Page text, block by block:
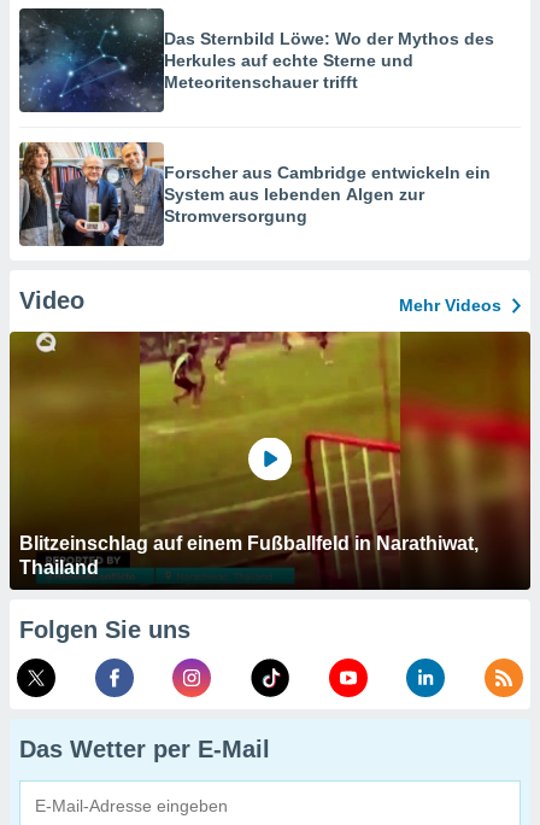
Das Sternbild Löwe: Wo der Mythos des
Herkules auf echte Sterne und
Meteoritenschauer trifft
Forscher aus Cambridge entwickeln ein
System aus lebenden Algen zur
Stromversorgung
Video Mehr Videos
Blitzeinschlag auf einem Fußballfeld in Narathiwat,
Thailand
Folgen Sie uns
Das Wetter per E-Mail